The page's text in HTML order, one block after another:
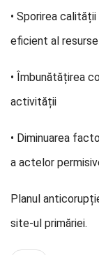
• Sporirea
eficient al
• Îmbunătățirea
activității
• Diminuarea
a actelor
Planul
site-ul primăriei.